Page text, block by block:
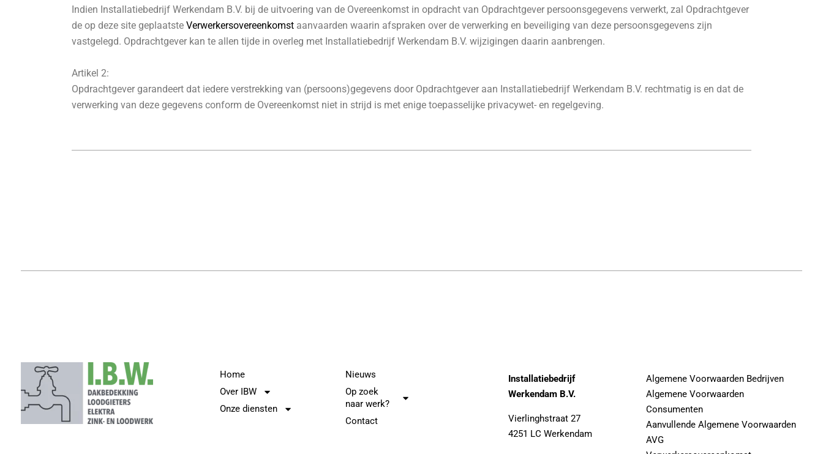
Indien Installatiebedrijf Werkendam B.V. bij de uitvoering van de Overeenkomst in opdracht van Opdrachtgever persoonsgegevens verwerkt, zal Opdrachtgever
de op deze site geplaatste Verwerkersovereenkomst aanvaarden waarin afspraken over de verwerking en beveiliging van deze persoonsgegevens zijn
vastgelegd. Opdrachtgever kan te allen tijde in overleg met Installatiebedrijf Werkendam B.V. wijzigingen daarin aanbrengen.
Artikel 2:
Opdrachtgever garandeert dat iedere verstrekking van (persoons)gegevens door Opdrachtgever aan Installatiebedrijf Werkendam B.V. rechtmatig is en dat de
verwerking van deze gegevens conform de Overeenkomst niet in strijd is met enige toepasselijke privacywet- en regelgeving.
Home
Over IBW
Onze diensten
Nieuws
Op zoek
naar werk?
Contact
Installatiebedrijf
Werkendam B.V.
Vierlinghstraat 27
4251 LC Werkendam
Algemene Voorwaarden Bedrijven
Algemene Voorwaarden
Consumenten
Aanvullende Algemene Voorwaarden
AVG